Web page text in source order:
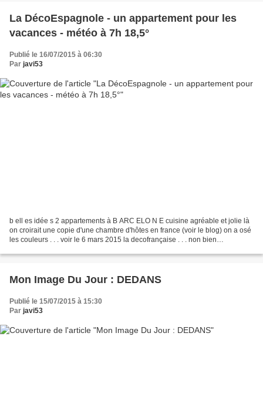
La DécoEspagnole - un appartement pour les
vacances - météo à 7h 18,5°
Publié le 16/07/2015 à 06:30
Par javi53
b ell es idée s 2 appartements à B ARC ELO N E cuisine agréable et jolie là
on croirait une copie d'une chambre d'hôtes en france (voir le blog) on a osé
les couleurs . . . voir le 6 mars 2015 la decofrançaise . . . non bien
Mon Image Du Jour : DEDANS
Publié le 15/07/2015 à 15:30
Par javi53